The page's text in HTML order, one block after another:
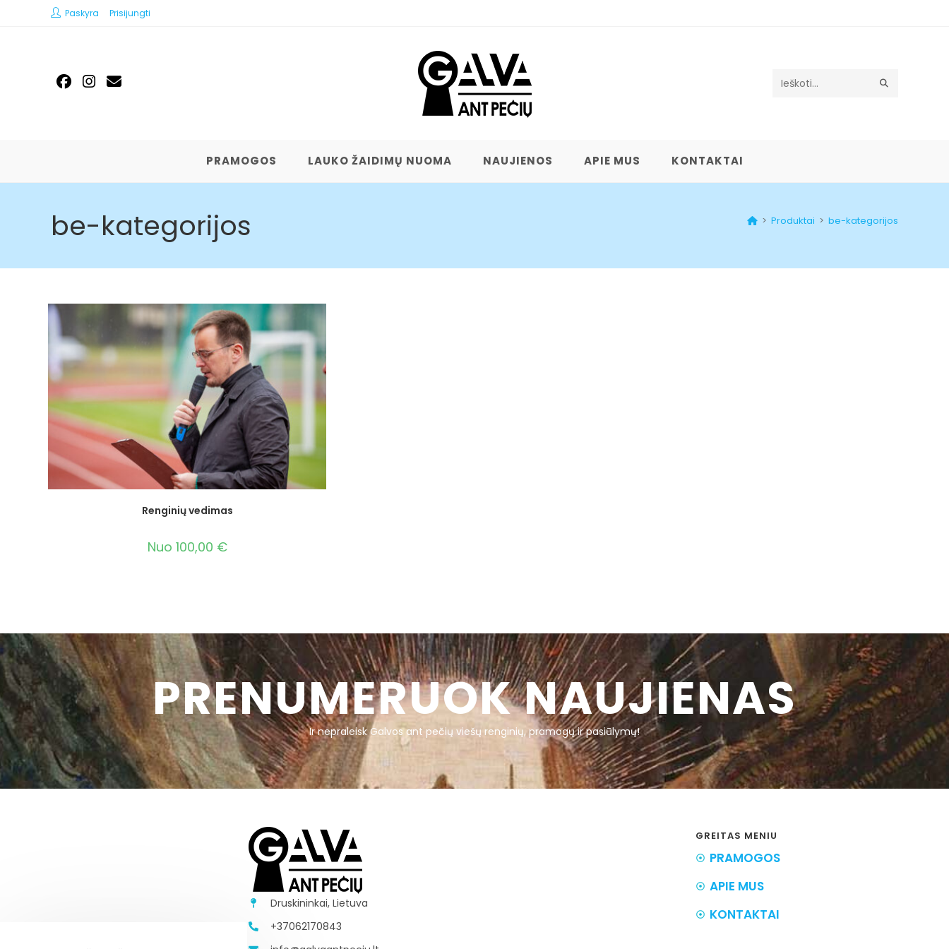
Paskyra Prisijungti
Search
PRAMOGOS LAUKO ŽAIDIMŲ NUOMA NAUJIENOS APIE MUS KONTAKTAI
be-kategorijos > Produktai > be-kategorijos
Renginių vedimas
Nuo 100,00 €
PRENUMERUOK NAUJIENAS
Ir nepraleisk Galvos ant pečių viešų renginių, pramogų ir pasiūlymų!
Druskininkai, Lietuva
+37062170843
GREITAS MENIU
PRAMOGOS
APIE MUS
KONTAKTAI